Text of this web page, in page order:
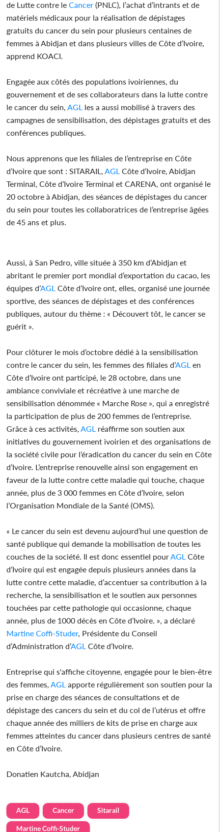
de Lutte contre leCancer (PNLC), l’achat d’intrants et de
matériels médicaux pour la réalisation de dépistages
gratuits du cancer du sein pour plusieurs centaines de
femmes à Abidjan et dans plusieurs villes de Côte d’Ivoire,
apprend KOACI.
Engagée aux côtés des populations ivoiriennes, du
gouvernement et de ses collaborateurs dans la lutte contre
le cancer du sein, AGL les a aussi mobilisé à travers des
campagnes de sensibilisation, des dépistages gratuits et des
conférences publiques.
Nous apprenons que les filiales de l’entreprise en Côte
d’Ivoire que sont : SITARAIL, AGL Côte d’Ivoire, Abidjan
Terminal, Côte d’Ivoire Terminal et CARENA, ont organisé le
20 octobre à Abidjan, des séances de dépistages du cancer
du sein pour toutes les collaboratrices de l’entreprise âgées
de 45 ans et plus.
Aussi, à San Pedro, ville située à 350 km d’Abidjan et
abritant le premier port mondial d’exportation du cacao, les
équipes d’AGL Côte d’Ivoire ont, elles, organisé une journée
sportive, des séances de dépistages et des conférences
publiques, autour du thème : « Découvert tôt, le cancer se
guérit ».
Pour clôturer le mois d’octobre dédié à la sensibilisation
contre le cancer du sein, les femmes des filiales d’AGL en
Côte d’Ivoire ont participé, le 28 octobre, dans une
ambiance conviviale et récréative à une marche de
sensibilisation dénommée « Marche Rose », qui a enregistré
la participation de plus de 200 femmes de l’entreprise.
Grâce à ces activités, AGL réaffirme son soutien aux
initiatives du gouvernement ivoirien et des organisations de
la société civile pour l’éradication du cancer du sein en Côte
d’Ivoire. L’entreprise renouvelle ainsi son engagement en
faveur de la lutte contre cette maladie qui touche, chaque
année, plus de 3 000 femmes en Côte d’Ivoire, selon
l’Organisation Mondiale de la Santé (OMS).
« Le cancer du sein est devenu aujourd’hui une question de
santé publique qui demande la mobilisation de toutes les
couches de la société. Il est donc essentiel pour AGL Côte
d’Ivoire qui est engagée depuis plusieurs années dans la
lutte contre cette maladie, d’accentuer sa contribution à la
recherche, la sensibilisation et le soutien aux personnes
touchées par cette pathologie qui occasionne, chaque
année, plus de 1000 décès en Côte d’Ivoire. », a déclaré
Martine Coffi-Studer, Présidente du Conseil
d’Administration d’AGL Côte d’Ivoire.
Entreprise qui s'affiche citoyenne, engagée pour le bien-être
des femmes, AGL apporte régulièrement son soutien pour la
prise en charge des séances de consultations et de
dépistage des cancers du sein et du col de l’utérus et offre
chaque année des milliers de kits de prise en charge aux
femmes atteintes du cancer dans plusieurs centres de santé
en Côte d’Ivoire.
Donatien Kautcha, Abidjan
AGL Cancer Sitarail
Martine Coffi-Studer